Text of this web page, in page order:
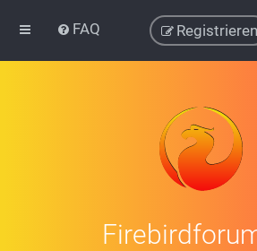
FAQ Registrieren